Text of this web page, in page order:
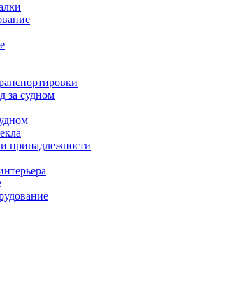
за судном
принадлежности